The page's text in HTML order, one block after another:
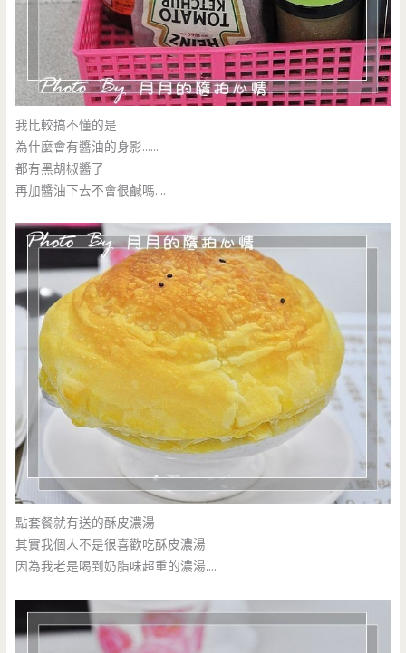
我比較搞不懂的是
為什麼會有醬油的身影……
都有黑胡椒醬了
再加醬油下去不會很鹹嗎….
點套餐就有送的酥皮濃湯
其實我個人不是很喜歡吃酥皮濃湯
因為我老是喝到奶脂味超重的濃湯….